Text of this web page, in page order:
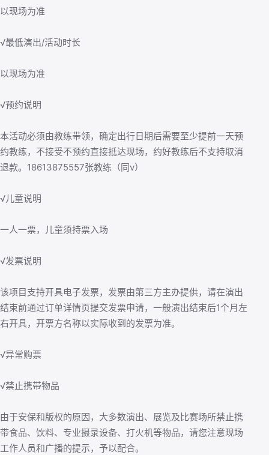
以现场为准
√最低演出/活动时长
以现场为准
√预约说明
本活动必须由教练带领，确定出行日期后需要至少提前一天预
约教练，不接受不预约直接抵达现场，约好教练后不支持取消
退款。18613875557张教练（同v）
√儿童说明
一人一票，儿童须持票入场
√发票说明
该项目支持开具电子发票，发票由第三方主办提供，请在演出
结束前通过订单详情页提交发票申请，一般演出结束后1个月左
右开具，开票方名称以实际收到的发票为准。
√异常购票
√禁止携带物品
由于安保和版权的原因，大多数演出、展览及比赛场所禁止携
带食品、饮料、专业摄录设备、打火机等物品，请您注意现场
工作人员和广播的提示，予以配合。